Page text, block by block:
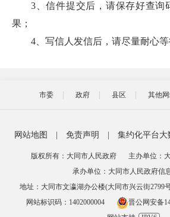
3、信件提交后，请保存好查询
果；
4、写信人发信后，请尽量耐心等
市委 政府 县区 其他
网站地图 免责声明 集约化平台大
版权所有：大同市人民政府
主办单位：
承办单位：大同市人民政府信
地址：大同市文瀛湖办公楼(大同市兴云街2799
网站标识码：1402000004
晋公网安备